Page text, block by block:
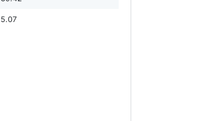
5.07